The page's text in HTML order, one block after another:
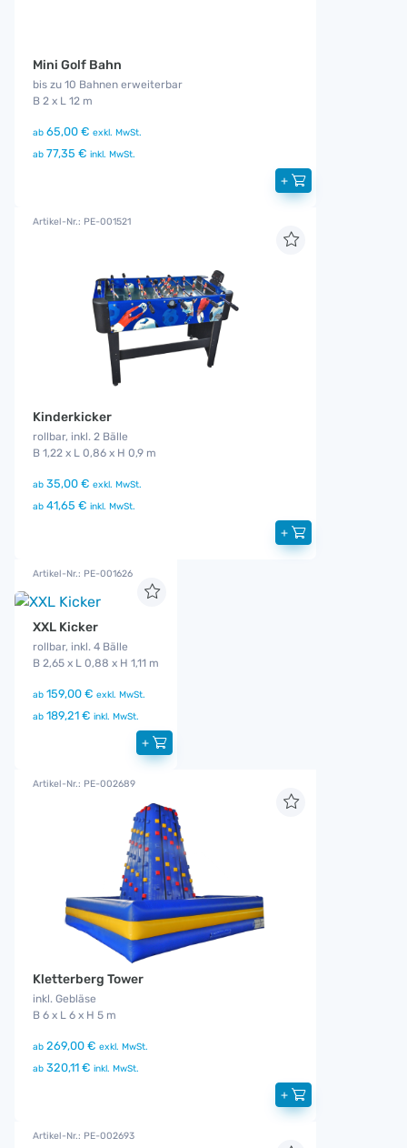
Mini Golf Bahn
bis zu 10 Bahnen erweiterbar
B 2 x L 12 m
ab 65,00 € exkl. MwSt.
ab 77,35 € inkl. MwSt.
+
Artikel-Nr.: PE-001521
Kinderkicker
rollbar, inkl. 2 Bälle
B 1,22 x L 0,86 x H 0,9 m
ab 35,00 € exkl. MwSt.
ab 41,65 € inkl. MwSt.
+
Artikel-Nr.: PE-001626
XXL Kicker
rollbar, inkl. 4 Bälle
B 2,65 x L 0,88 x H 1,11 m
ab 159,00 € exkl. MwSt.
ab 189,21 € inkl. MwSt.
+
Artikel-Nr.: PE-002689
Kletterberg Tower
inkl. Gebläse
B 6 x L 6 x H 5 m
ab 269,00 € exkl. MwSt.
ab 320,11 € inkl. MwSt.
+
Artikel-Nr.: PE-002693